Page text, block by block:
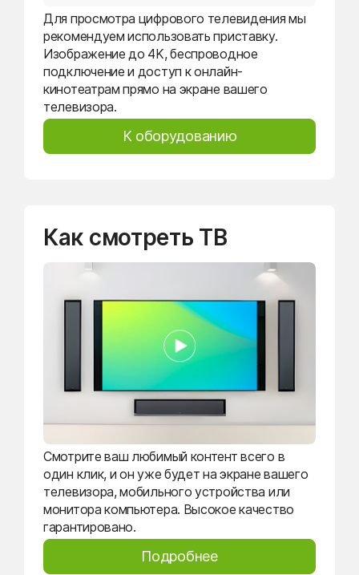
Для просмотра цифрового телевидения мы
рекомендуем использовать приставку.
Изображение до 4K, беспроводное
подключение и доступ к онлайн-
кинотеатрам прямо на экране вашего
телевизора.
К оборудованию
Как смотреть ТВ
Смотрите ваш любимый контент всего в
один клик, и он уже будет на экране вашего
телевизора, мобильного устройства или
монитора компьютера. Высокое качество
гарантировано.
Подробнее